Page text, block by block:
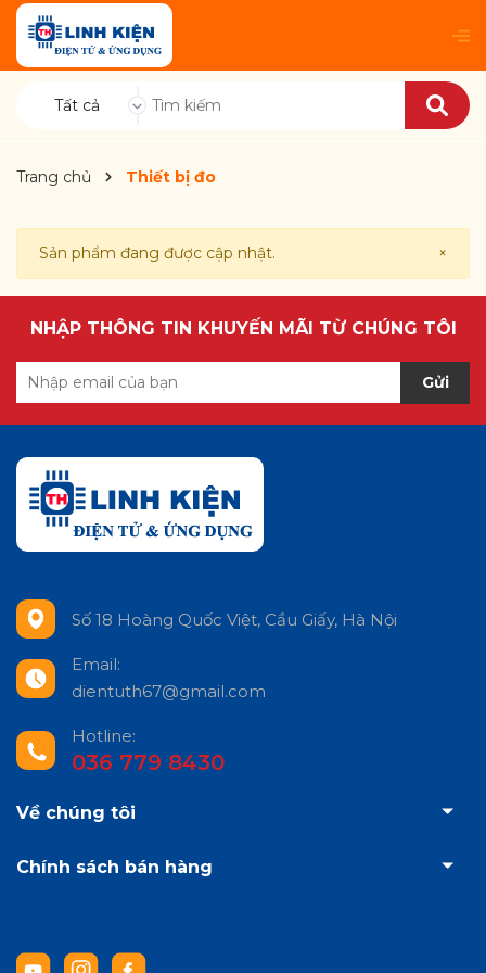
Tất cả
Trang chủ Thiết bị đo
×
Sản phẩm đang được cập nhật.
NHẬP THÔNG TIN KHUYẾN MÃI TỪ CHÚNG TÔI
Gửi
Số 18 Hoàng Quốc Việt, Cầu Giấy, Hà Nội
Email:
dientuth67@gmail.com
Hotline:
036 779 8430
Về chúng tôi
Chính sách bán hàng